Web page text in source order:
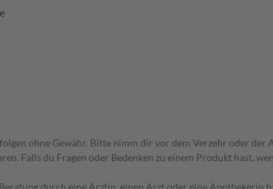
ohne Gewähr. Bitte nimm dir vor dem Verzehr oder
Falls du Fragen oder Bedenken zu einem Produkt hast,
durch eine Ärztin, einen Arzt oder eine Apothekerin